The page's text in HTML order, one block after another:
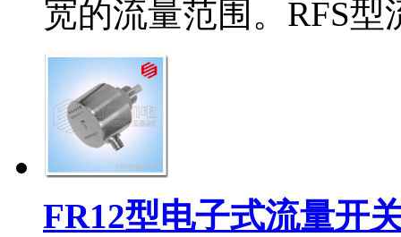
宽的流量范围。RFS
FR12型电子式流量开